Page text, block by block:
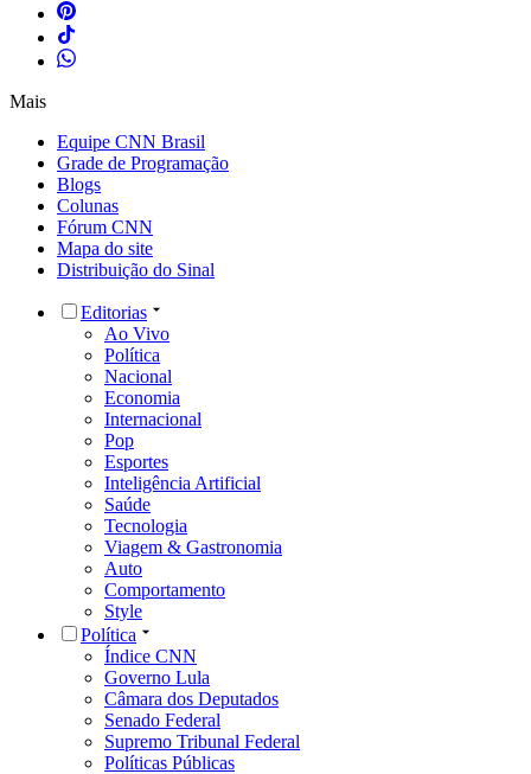
Mais
Equipe CNN Brasil
Grade de Programação
Blogs
Colunas
Fórum CNN
Mapa do site
Distribuição do Sinal
Editorias
Ao Vivo
Política
Nacional
Economia
Internacional
Pop
Esportes
Inteligência Artificial
Saúde
Tecnologia
Viagem & Gastronomia
Auto
Comportamento
Style
Política
Índice CNN
Governo Lula
Câmara dos Deputados
Senado Federal
Supremo Tribunal Federal
Políticas Públicas